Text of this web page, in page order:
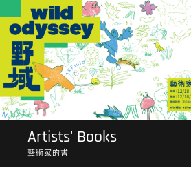
content
Artists' Books
藝術家的書